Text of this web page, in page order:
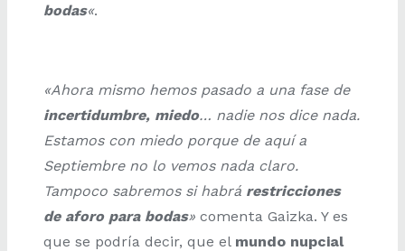
bodas«.
«Ahora mismo hemos pasado a una fase de
incertidumbre, miedo… nadie nos dice nada.
Estamos con miedo porque de aquí a
Septiembre no lo vemos nada claro.
Tampoco sabremos si habrá restricciones
de aforo para bodas» comenta Gaizka. Y es
que se podría decir, que el mundo nupcial